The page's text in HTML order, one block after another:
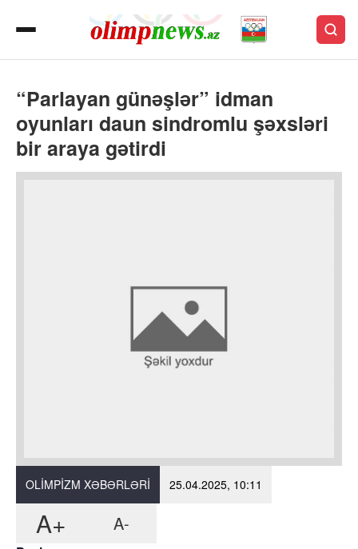
“Parlayan günəşlər” idman
oyunları daun sindromlu şəxsləri
bir araya gətirdi
OLIMPIZM XƏBƏRLƏRI 25.04.2025, 10:11
A+ A-